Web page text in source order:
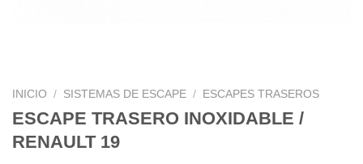
INICIO / SISTEMAS DE ESCAPE / ESCAPES TRASEROS
ESCAPE TRASERO INOXIDABLE /
RENAULT 19